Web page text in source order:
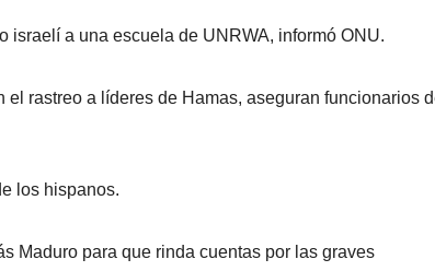
israelí a una escuela de UNRWA, informó ONU.
rastreo a líderes de Hamas, aseguran funcionarios
los hispanos.
Maduro para que rinda cuentas por las graves